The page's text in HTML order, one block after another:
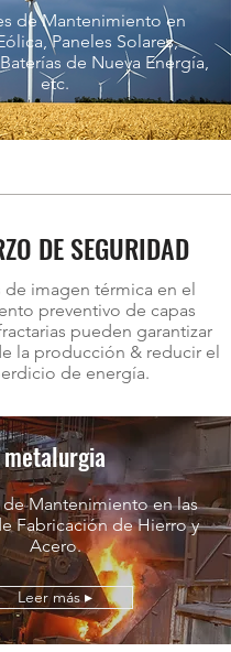
de Mantenimiento en
Paneles Solares,
de Nueva Energía,
etc.
DE SEGURIDAD
de imagen térmica en el
preventivo de capas
pueden garantizar
la producción & reducir el
de energía.
metalurgia
Mantenimiento en las
Fabricación de Hierro y
Acero.
Leer más ▸